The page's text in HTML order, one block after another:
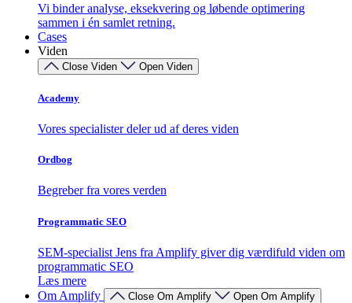
Vi binder analyse, eksekvering og løbende optimering
sammen i én samlet retning.
Cases
Viden
Close Viden Open Viden
Academy
Vores specialister deler ud af deres viden
Ordbog
Begreber fra vores verden
Programmatic SEO
SEM-specialist Jens fra Amplify giver dig værdifuld viden om
programmatic SEO
Læs mere
Om Amplify
Close Om Amplify Open Om Amplify